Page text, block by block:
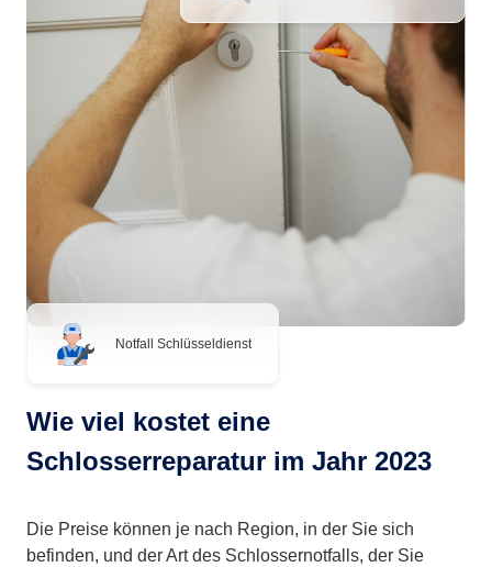
Notfall Schlüsseldienst
Wie viel kostet eine
Schlosserreparatur im Jahr 2023
Die Preise können je nach Region, in der Sie sich
befinden, und der Art des Schlossernotfalls, der Sie